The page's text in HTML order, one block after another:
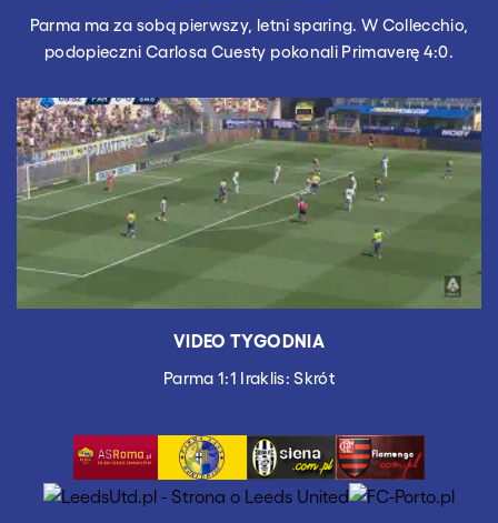
Parma ma za sobą pierwszy, letni sparing. W Collecchio,
podopieczni Carlosa Cuesty pokonali Primaverę 4:0.
VIDEO TYGODNIA
Parma 1:1 Iraklis: Skrót